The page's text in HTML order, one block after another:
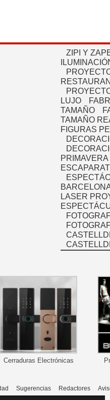
ZIPI Y
LUJO
TAMAÑO
TAMAÑO
FIGURAS
PRIMAVERA
LASER
Cerraduras Electrónicas
Sugerencias Redactores